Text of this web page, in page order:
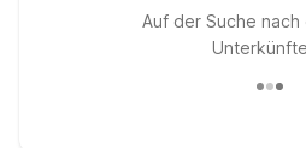
Auf der Suche